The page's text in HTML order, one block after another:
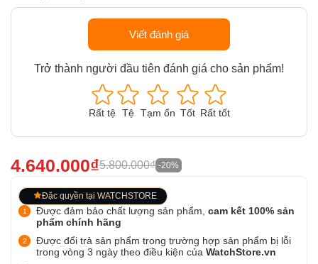
Viết đánh giá
Trở thành người đầu tiên đánh giá cho sản phẩm!
Rất tệ Tệ Tạm ổn Tốt Rất tốt
4.640.000₫5.800.000₫ -20%
Đặc quyền tại WATCHSTORE
Được đảm bảo chất lượng sản phẩm, cam kết 100% sản
phẩm chính hãng
Được đổi trả sản phẩm trong trường hợp sản phẩm bị lỗi
trong vòng 3 ngày theo điều kiện của WatchStore.vn